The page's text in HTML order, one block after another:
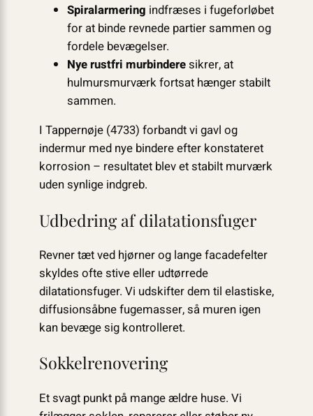
Spiralarmering indfræses i fugeforløbet
for at binde revnede partier sammen og
fordele bevægelser.
Nye rustfri murbinderesikrer, at
hulmursmurværk fortsat hænger stabilt
sammen.
I Tappernøje (4733) forbandt vi gavl og
indermur med nye bindere efter konstateret
korrosion – resultatet blev et stabilt murværk
uden synlige indgreb.
Udbedring af dilatationsfuger
Revner tæt ved hjørner og lange facadefelter
skyldes ofte stive eller udtørrede
dilatationsfuger. Vi udskifter dem til elastiske,
diffusionsåbne fugemasser, så muren igen
kan bevæge sig kontrolleret.
Sokkelrenovering
Et svagt punkt på mange ældre huse. Vi